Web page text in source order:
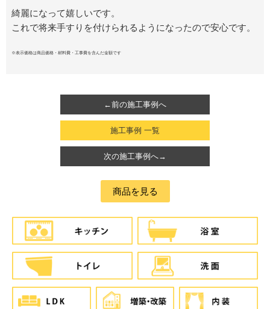
綺麗になって嬉しいです。
これで将来手すりを付けられるようになったので安心です。
※表示価格は商品価格・材料費・工事費を含んだ金額です
←前の施工事例へ
施工事例 一覧
次の施工事例へ→
商品を見る